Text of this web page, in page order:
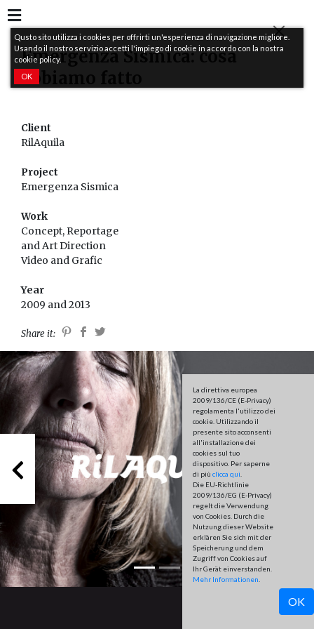
La direttiva europea
2009/136/CE (E-Privacy)
regolamenta l'utilizzo dei
cookie. Utilizzando il
presente sito acconsenti
all'installazione dei
cookies sul tuo
dispositivo. Per saperne
di più clicca qui
Die EU-Richtlinie
2009/136/EG (E-Privacy)
regelt die Verwendung
von Cookies. Durch die
Nutzung dieser Website
erklären Sie sich mit der
Speicherung und dem
Zugriff von Cookies auf
Ihr Gerät einverstanden.
Mehr Informationen
OK
Emergenza Sismica: cosa
abbiamo fatto
Client
RilAquila
Project
Emergenza Sismica
Work
Concept, Reportage
and Art Direction
Video and Grafic
Year
2009 and 2013
Share it:
Previous
Qusto sito utilizza i cookies per offrirti un'esperienza di navigazione migliore.
Usando il nostro servizio accetti l'impiego di cookie in accordo con la nostra
cookie policy.
OK